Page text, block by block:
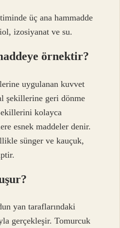
üç ana hammadde
izosiyanat ve su.
örnektir?
uygulanan kuvvet
şekillerine geri dönme
kolayca
esnek maddeler denir.
sünger ve kauçuk,
yan taraflarındaki
gerçekleşir. Tomurcuk